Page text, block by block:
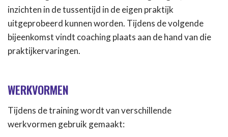
inzichten in de tussentijd in de eigen praktijk
uitgeprobeerd kunnen worden. Tijdens de volgende
bijeenkomst vindt coaching plaats aan de hand van die
praktijkervaringen.
WERKVORMEN
Tijdens de training wordt van verschillende
werkvormen gebruik gemaakt: